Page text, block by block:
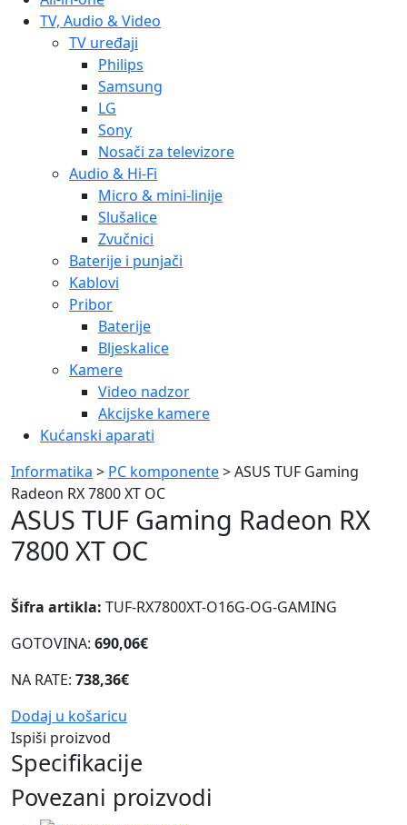
TV, Audio & Video
TV uređaji
Philips
Samsung
LG
Sony
Nosači za televizore
Audio & Hi-Fi
Micro & mini-linije
Slušalice
Zvučnici
Baterije i punjači
Kablovi
Pribor
Baterije
Bljeskalice
Kamere
Video nadzor
Akcijske kamere
Kućanski aparati
Informatika > PC komponente> ASUS TUF Gaming
Radeon RX 7800 XT OC
ASUS TUF Gaming Radeon RX
7800 XT OC
Šifra artikla: TUF-RX7800XT-O16G-OG-GAMING
GOTOVINA: 690,06€
NA RATE: 738,36€
Dodaj u košaricu
Ispiši proizvod
Specifikacije
Povezani proizvodi